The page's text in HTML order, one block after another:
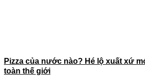
Pizza của nước nào? Hé lộ xuất xứ
toàn thế giới